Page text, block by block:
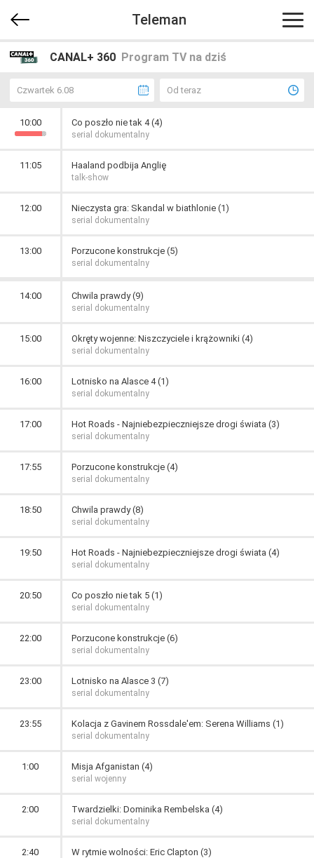
Teleman
CANAL+ 360 Program TV na dziś
Czwartek 6.08 Od teraz
10:00 Co poszło nie tak 4 (4)
serial dokumentalny
11:05 Haaland podbija Anglię
talk-show
12:00 Nieczysta gra: Skandal w biathlonie (1)
serial dokumentalny
13:00 Porzucone konstrukcje (5)
serial dokumentalny
14:00 Chwila prawdy (9)
serial dokumentalny
15:00 Okręty wojenne: Niszczyciele i krążowniki (4)
serial dokumentalny
16:00 Lotnisko na Alasce 4 (1)
serial dokumentalny
17:00 Hot Roads - Najniebezpieczniejsze drogi świata (3)
serial dokumentalny
17:55 Porzucone konstrukcje (4)
serial dokumentalny
18:50 Chwila prawdy (8)
serial dokumentalny
19:50 Hot Roads - Najniebezpieczniejsze drogi świata (4)
serial dokumentalny
20:50 Co poszło nie tak 5 (1)
serial dokumentalny
22:00 Porzucone konstrukcje (6)
serial dokumentalny
23:00 Lotnisko na Alasce 3 (7)
serial dokumentalny
23:55 Kolacja z Gavinem Rossdale'em: Serena Williams (1)
serial dokumentalny
1:00 Misja Afganistan (4)
serial wojenny
2:00 Twardzielki: Dominika Rembelska (4)
serial dokumentalny
2:40 W rytmie wolności: Eric Clapton (3)